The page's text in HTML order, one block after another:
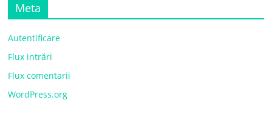
Meta
Autentificare
Flux intrări
Flux comentarii
WordPress.org